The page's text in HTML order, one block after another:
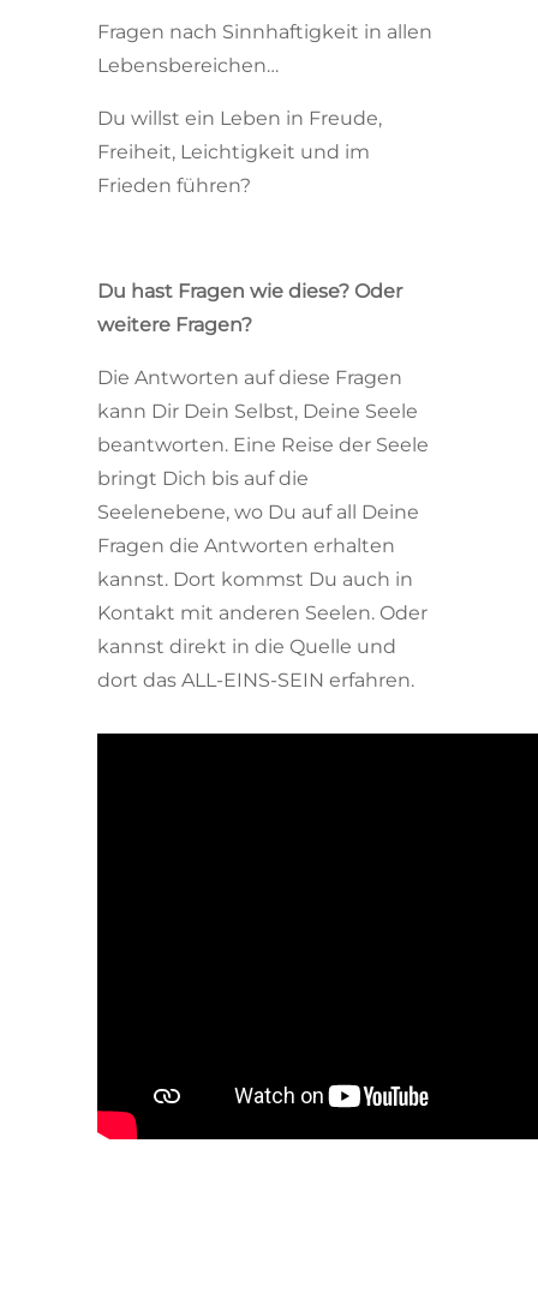
Fragen nach Sinnhaftigkeit in allen
Lebensbereichen…
Du willst ein Leben in Freude,
Freiheit, Leichtigkeit und im
Frieden führen?
Du hast Fragen wie diese? Oder
weitere Fragen?
Die Antworten auf diese Fragen
kann Dir Dein Selbst, Deine Seele
beantworten. Eine Reise der Seele
bringt Dich bis auf die
Seelenebene, wo Du auf all Deine
Fragen die Antworten erhalten
kannst. Dort kommst Du auch in
Kontakt mit anderen Seelen. Oder
kannst direkt in die Quelle und
dort das ALL-EINS-SEIN erfahren.